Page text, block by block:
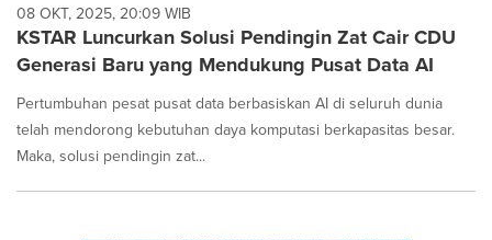
08 OKT, 2025, 20:09 WIB
KSTAR Luncurkan Solusi Pendingin Zat Cair CDU
Generasi Baru yang Mendukung Pusat Data AI
Pertumbuhan pesat pusat data berbasiskan AI di seluruh dunia
telah mendorong kebutuhan daya komputasi berkapasitas besar.
Maka, solusi pendingin zat...